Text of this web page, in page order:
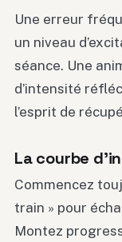
Une erreur
un niveau
séance. Une
d’intensité
l’esprit de
La courbe
Commencez
train » pour
Montez